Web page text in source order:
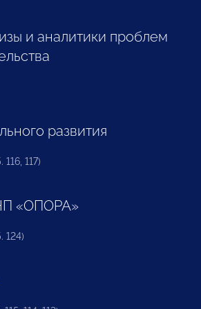
и аналитики проблем
развития
117)
«ОПОРА»
124)